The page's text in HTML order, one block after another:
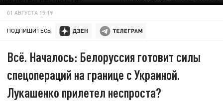
01 АВГУСТА 15:19
ПОДПИШИТЕСЬ:
Всё. Началось: Белоруссия готовит силы
спецопераций на границе с Украиной.
Лукашенко прилетел неспроста?